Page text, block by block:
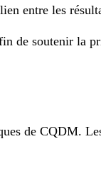
entre les
de soutenir la
de CQDM.